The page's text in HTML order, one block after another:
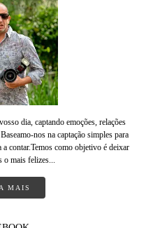
dia, captando emoções, relações
nos na captação simples para
contar.Temos como objetivo é deixar
mais felizes...
MAIS